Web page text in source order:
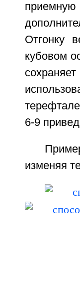
Отгонку
кубовом
6-9
изменяя